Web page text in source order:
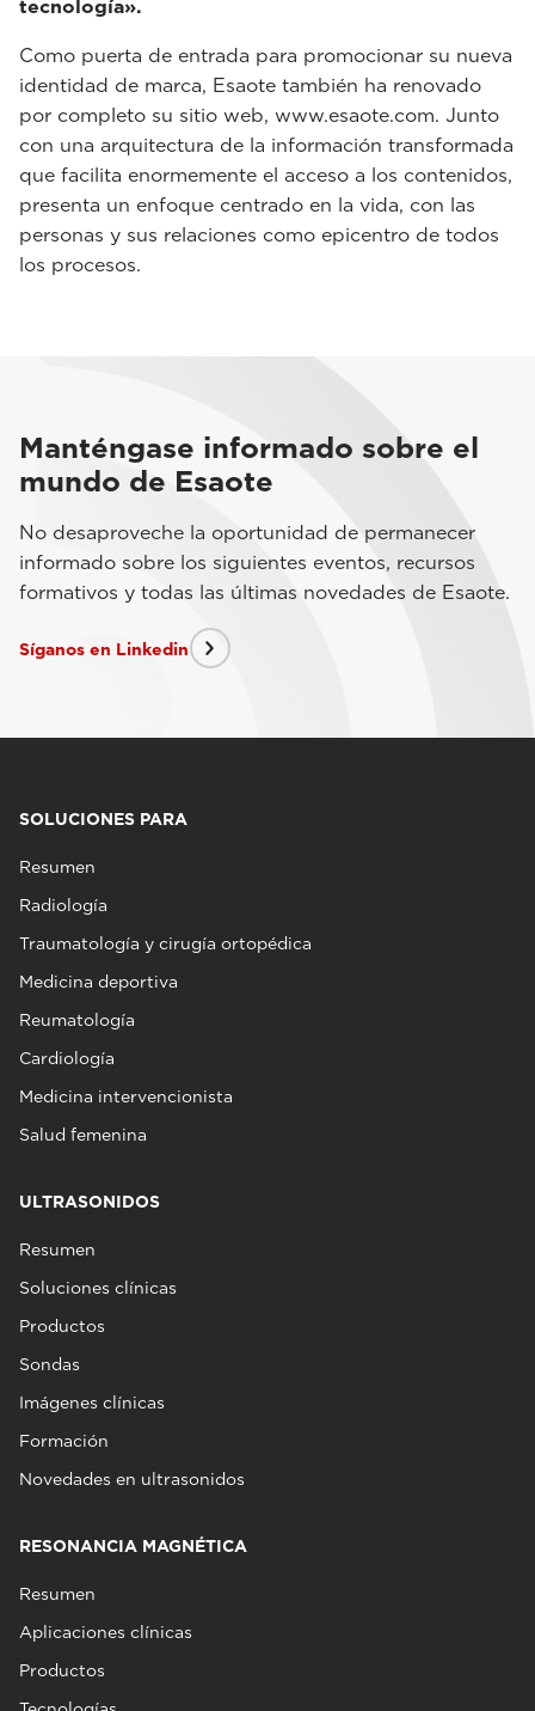
tecnología».
Como puerta de entrada para promocionar su nueva
identidad de marca, Esaote también ha renovado
por completo su sitio web, www.esaote.com. Junto
con una arquitectura de la información transformada
que facilita enormemente el acceso a los contenidos,
presenta un enfoque centrado en la vida, con las
personas y sus relaciones como epicentro de todos
los procesos.
Manténgase informado sobre el
mundo de Esaote
No desaproveche la oportunidad de permanecer
informado sobre los siguientes eventos, recursos
formativos y todas las últimas novedades de Esaote.
Síganos en Linkedin
SOLUCIONES PARA
Resumen
Radiología
Traumatología y cirugía ortopédica
Medicina deportiva
Reumatología
Cardiología
Medicina intervencionista
Salud femenina
ULTRASONIDOS
Resumen
Soluciones clínicas
Productos
Sondas
Imágenes clínicas
Formación
Novedades en ultrasonidos
RESONANCIA MAGNÉTICA
Resumen
Aplicaciones clínicas
Productos